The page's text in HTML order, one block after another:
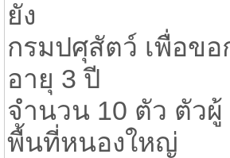
ยัง
กรมปศุสัตว์ เพื่อขอ
อายุ 3 ปี
จำนวน 10 ตัว ตัว
พื้นที่หนองใหญ่